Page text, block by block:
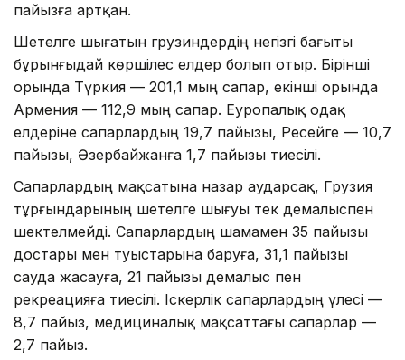
пайызға артқан.
Шетелге шығатын грузиндердің негізгі бағыты
бұрынғыдай көршілес елдер болып отыр. Бірінші
орында Түркия — 201,1 мың сапар, екінші орында
Армения — 112,9 мың сапар. Еуропалық одақ
елдеріне сапарлардың 19,7 пайызы, Ресейге — 10,7
пайызы, Әзербайжанға 1,7 пайызы тиесілі.
Сапарлардың мақсатына назар аударсақ, Грузия
тұрғындарының шетелге шығуы тек демалыспен
шектелмейді. Сапарлардың шамамен 35 пайызы
достары мен туыстарына баруға, 31,1 пайызы
сауда жасауға, 21 пайызы демалыс пен
рекреацияға тиесілі. Іскерлік сапарлардың үлесі —
8,7 пайыз, медициналық мақсаттағы сапарлар —
2,7 пайыз.